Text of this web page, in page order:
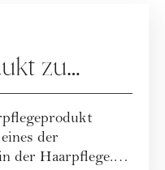
zu
der
der Haarpflege.